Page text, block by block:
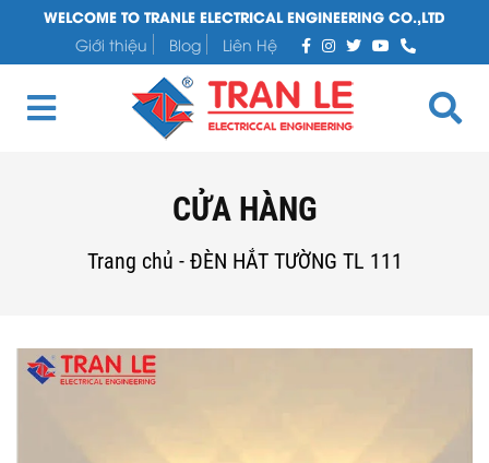
WELCOME TO TRANLE ELECTRICAL ENGINEERING CO.,LTD
Giới thiệu
Blog Liên Hệ
CỬA HÀNG
Trang chủ - ĐÈN HẮT TƯỜNG TL 111